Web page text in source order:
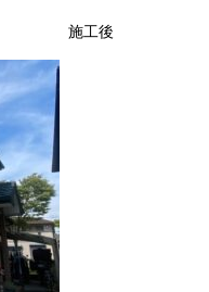
後